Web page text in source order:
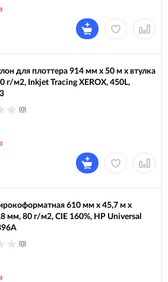
для плоттера 914 мм х 50 м х втулка
г/м2, Inkjet Tracing XEROX, 450L,
(0)
610 мм х 45,7 м х
мм, 80 г/м2, CIE 160%, HP Universal
(0)